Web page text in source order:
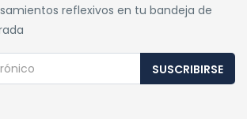
reflexivos en tu bandeja de
SUSCRIBIRSE